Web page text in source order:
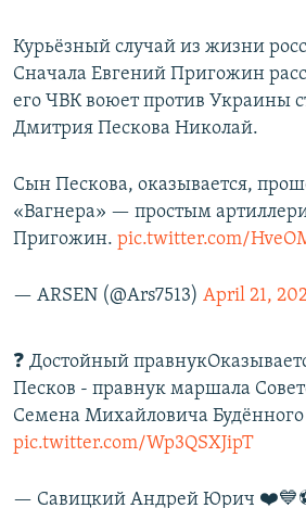
Все сайты РСЕ/РС
Курьёзный случай из жизни
Сначала Евгений Пригожин
его ЧВК воюет против Украины
Дмитрия Пескова Николай.
Сын Пескова, оказывается,
«Вагнера» — простым
Пригожин. pic.twitter.com/
— ARSEN (@Ars7513) April 21,
❓ Достойный
Песков - правнук маршала
Семена Михайловича Будённого
pic.twitter.com/Wp3QSXJipT
— Савицкий Андрей Юрич